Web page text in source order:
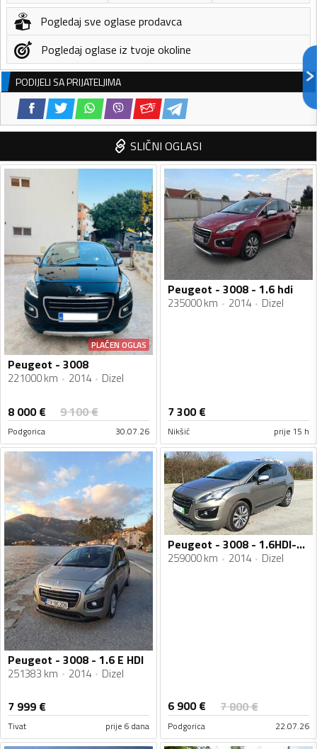
Pogledaj sve oglase prodavca
Pogledaj oglase iz tvoje okoline
PODIJELI SA PRIJATELJIMA
SLIČNI OGLASI
PLAĆEN OGLAS
Peugeot - 3008
221000 km 2014 Dizel
8 000€ 9 100€
Podgorica 30.07.26
Peugeot - 3008 - 1.6 hdi
235000 km 2014 Dizel
7 300€
Nikšić prije 15 h
Peugeot - 3008 - 1.6 E HDI
251383 km 2014 Dizel
7 999 €
Tivat prije 6 dana
Peugeot - 3008 - 1.6HDI-11/2014
259000 km 2014 Dizel
6 900€ 7 800€
Podgorica 22.07.26